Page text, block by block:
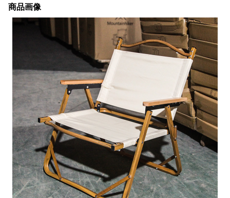
商品画像